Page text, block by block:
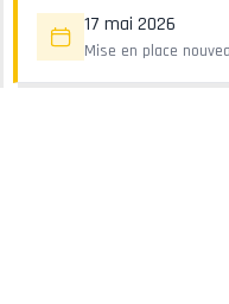
17 mai 2026
Mise en place